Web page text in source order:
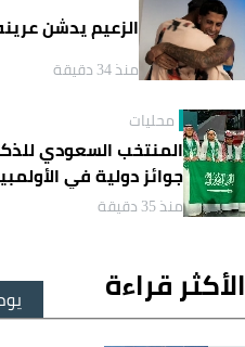
الزعيم يدشن
منذ 34 دقيقة
محليات
جوائز دولية في الأولمبياد
منذ 35 دقيقة
الأكثر قراءة